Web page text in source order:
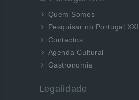
Quem Somos
Pesquisar no Portugal XXI
Contactos
Agenda Cultural
Gastronomia
Legalidade